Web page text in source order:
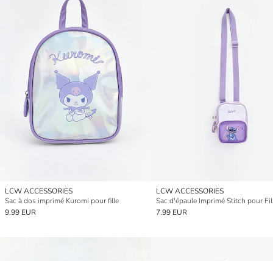
LCW ACCESSORIES
Sac à dos imprimé Kuromi pour fille
9.99 EUR
LCW ACCESSORIES
Sac d'épaule Imprimé Stitch pour
7.99 EUR